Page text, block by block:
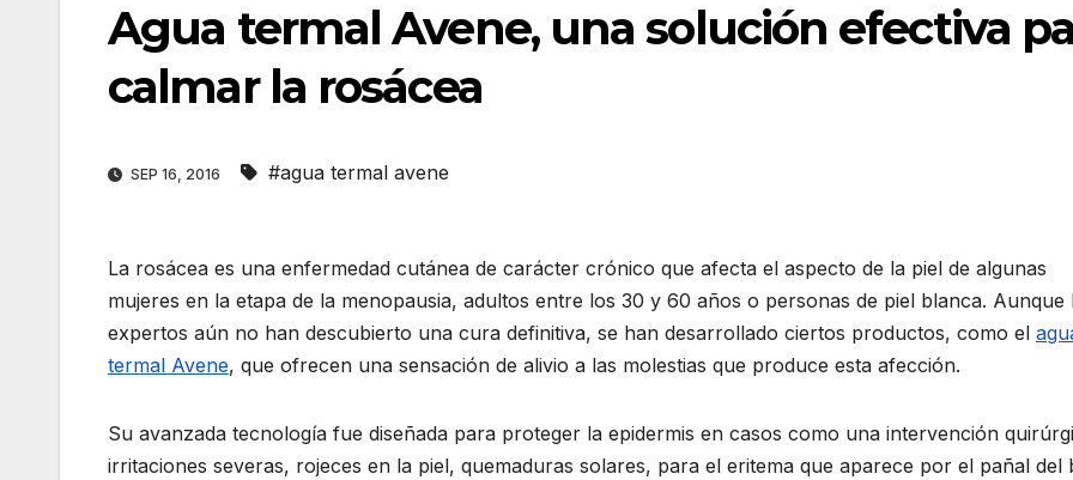
Agua termal Avene, una solución efectiva
calmar la rosácea
SEP 16, 2016 #agua termal avene
La rosácea es una enfermedad cutánea de carácter crónico que afecta el aspecto de la piel de algunas
mujeres en la etapa de la menopausia, adultos entre los 30 y 60 años o personas de piel blanca. Aunque
expertos aún no han descubierto una cura definitiva, se han desarrollado ciertos productos, como el
termal Avene, que ofrecen una sensación de alivio a las molestias que produce esta afección.
Su avanzada tecnología fue diseñada para proteger la epidermis en casos como una intervención
irritaciones severas, rojeces en la piel, quemaduras solares, para el eritema que aparece por el pañal del